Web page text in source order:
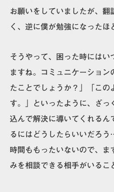
お願いをしていましたが、翻
く、逆に僕が勉強になったほ
そうやって、困った時にはい
ますね。コミュニケーション
たことでしょうか？」「この
す。」といったように、ざっ
込んで解決に導いてくれるん
るにはどうしたらいいだろ
時間ももったいないので、ま
みを相談できる相手がいるこ